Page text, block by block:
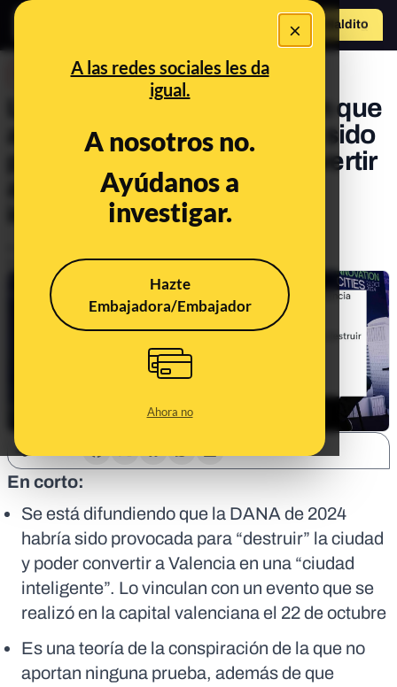
×
A las redes sociales les da
igual.
A nosotros no.
Ayúdanos a
investigar.
Hazte
Embajadora/Embajador
Ahora no
Hazte Maldito
La teoría de la conspiración que
afirma que la DANA habría sido
provocada para poder convertir
a Valencia en una "ciudad
inteligente"
Actualizado elDec 15, 2024, 5:30:00 PM
En corto:
Se está difundiendo que la DANA de 2024
habría sido provocada para “destruir” la ciudad
y poder convertir a Valencia en una “ciudad
inteligente”. Lo vinculan con un evento que se
realizó en la capital valenciana el 22 de octubre
Es una teoría de la conspiración de la que no
aportan ninguna prueba, además de que